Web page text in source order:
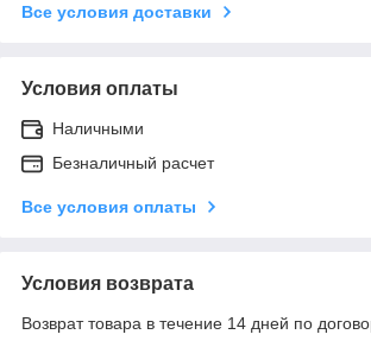
Все условия доставки
Условия оплаты
Наличными
Безналичный расчет
Все условия оплаты
Условия возврата
Возврат товара в течение 14 дней по